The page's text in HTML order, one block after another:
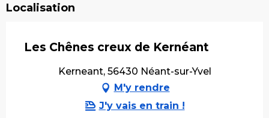
Localisation
Les Chênes creux de Kernéant
Kerneant, 56430 Néant-sur-Yvel
M'y rendre
J'y vais en train !